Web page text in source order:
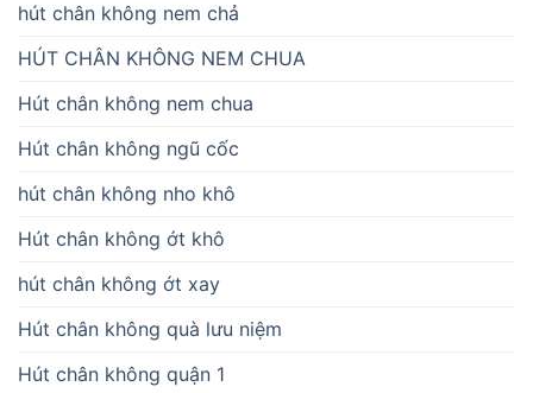
hút chân không nem chả
HÚT CHÂN KHÔNG NEM CHUA
Hút chân không nem chua
Hút chân không ngũ cốc
hút chân không nho khô
Hút chân không ớt khô
hút chân không ớt xay
Hút chân không quà lưu niệm
Hút chân không quận 1